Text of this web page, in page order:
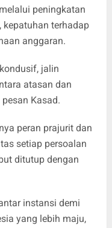
peningkatan
terhadap
anggaran.
jalin
atasan dan
Kasad.
peran prajurit dan
setiap persoalan
ditutup dengan
instansi demi
yang lebih maju,